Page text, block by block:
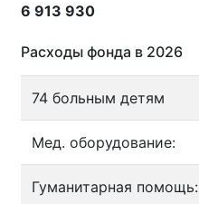
6 913 930
Расходы фонда в 2026
74 больным детям
Мед. оборудование:
Гуманитарная помощь: